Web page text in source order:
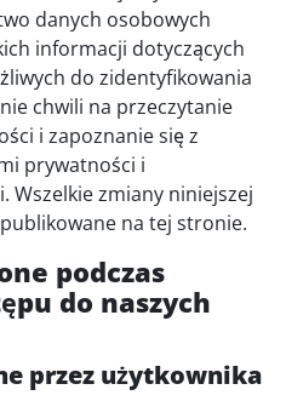
danych osobowych
informacji dotyczących
do zidentyfikowania
chwili na przeczytanie
i zapoznanie się z
prywatności i
Wszelkie zmiany niniejszej
na tej stronie.
podczas
do naszych
przez użytkownika